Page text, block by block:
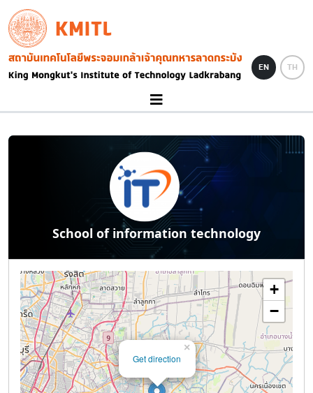
Skip to main content
KMITL
Image
EN TH
School of information technology
Get direction
×
+
−